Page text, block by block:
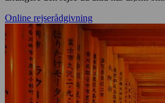
Online rejserådgivning